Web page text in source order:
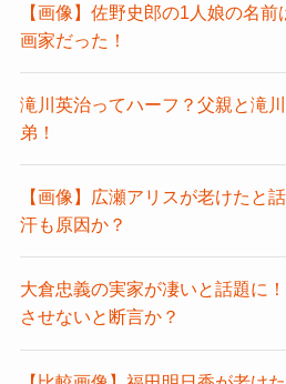
【画像】佐野史郎の1人娘の名
画家だった！
滝川英治ってハーフ？父親と滝
弟！
【画像】広瀬アリスが老けたと
汗も原因か？
大倉忠義の実家が凄いと話題に
させないと断言か？